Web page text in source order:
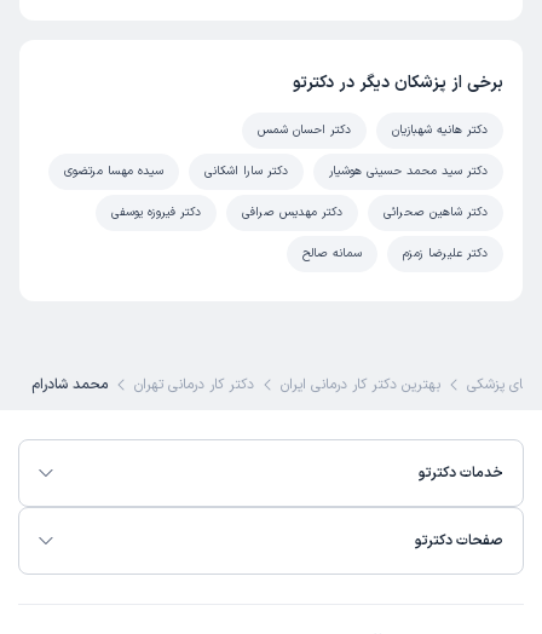
برخی از پزشکان دیگر در دکترتو
دکتر هانیه شهبازیان دکتر احسان شمس
دکتر سید محمد حسینی هوشیار دکتر سارا اشکانی سیده مهسا مرتضوی
دکتر شاهین صحرائی دکتر مهدیس صرافی دکتر فیروزه یوسفی
دکتر علیرضا زمزم سمانه صالح
پزشکی بهترین دکتر کار درمانی ایران دکتر کار درمانی تهران محمد شادرام
خدمات دکترتو
صفحات دکترتو